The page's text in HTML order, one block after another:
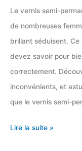
Le vernis semi-
de nombreuses
brillant séduisent.
devez savoir pour
correctement.
inconvénients, et
que le vernis semi-
Vernis
Lire la suite »